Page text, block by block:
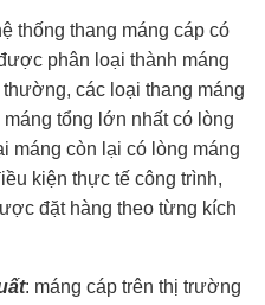
thống thang máng cáp có
phân loại thành máng
các loại thang máng
tổng lớn nhất có lòng
máng còn lại có lòng máng
kiện thực tế công trình,
đặt hàng theo từng kích
: máng cáp trên thị trường